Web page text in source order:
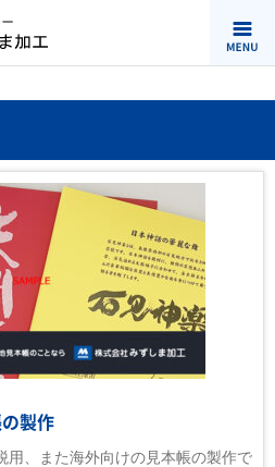
製作
用、また海外向けの見本帳の製作で